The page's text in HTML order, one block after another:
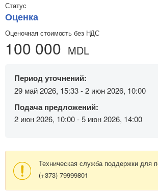
Статус
Оценка
Оценочная стоимость без НДС
100 000 MDL
Период уточнений:
29 май 2026, 15:33 - 2 июн 2026, 10:00
Подача предложений:
2 июн 2026, 10:00 - 5 июн 2026, 14:00
Техническая служба поддержки для
(+373) 79999801